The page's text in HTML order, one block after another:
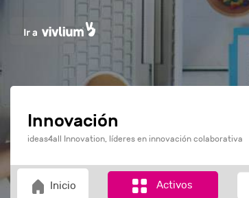
Innovación
ideas4all Innovation, líderes en innovación colaborativa
Inicio Activos